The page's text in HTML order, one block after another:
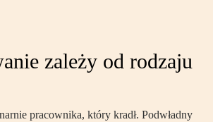
zależy od rodzaju
pracownika, który kradł. Podwładny